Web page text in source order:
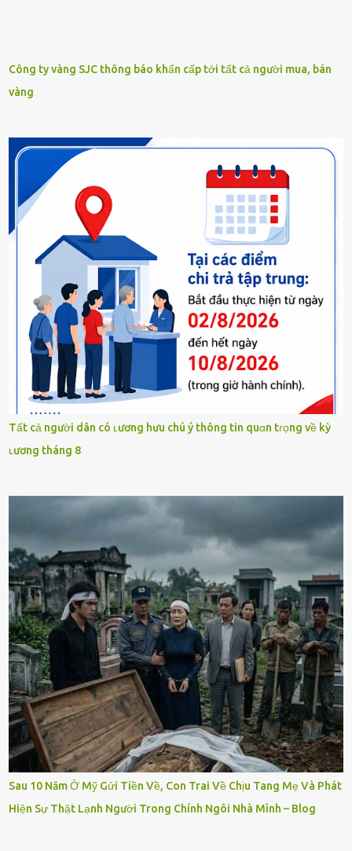
Công ty vàng SJC thông báo khẩn cấp tới tất cả người mua, bán
vàng
Tất cả người dân có ʟương hưu chú ý thông tin quɑn tɾọng về kỳ
ʟương tháng 8
Sau 10 Năm Ở Mỹ Gửi Tiền Về, Con Trai Về Chịu Tang Mẹ Và Phát
Hiện Sự Thật Lạnh Người Trong Chính Ngôi Nhà Mình – Blog